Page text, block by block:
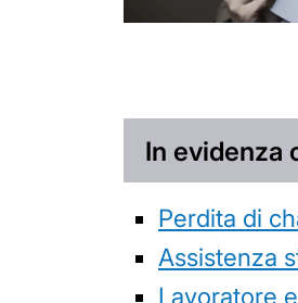
In evidenza
Perdita di
Assistenza
Lavoratore